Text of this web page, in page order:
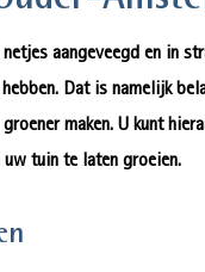
aangeveegd en in
Dat is namelijk
maken. U kunt
uw tuin te laten groeien.